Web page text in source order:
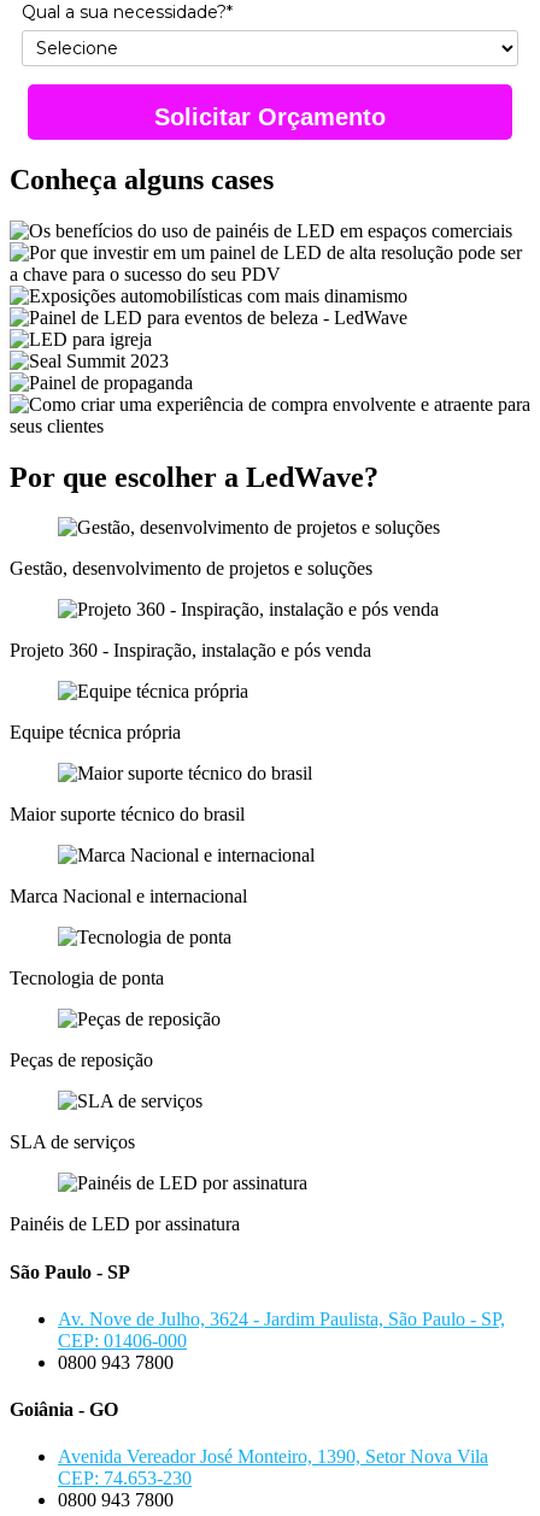
Qual a sua necessidade?*
Solicitar Orçamento
Conheça alguns cases
Por que escolher a LedWave?
Gestão, desenvolvimento de projetos e soluções
Projeto 360 - Inspiração, instalação e pós venda
Equipe técnica própria
Maior suporte técnico do brasil
Marca Nacional e internacional
Tecnologia de ponta
Peças de reposição
SLA de serviços
Painéis de LED por assinatura
São Paulo - SP
Av. Nove de Julho, 3624 - Jardim Paulista, São Paulo - SP,
CEP: 01406-000
0800 943 7800
Goiânia - GO
Avenida Vereador José Monteiro, 1390, Setor Nova Vila
CEP: 74.653-230
0800 943 7800